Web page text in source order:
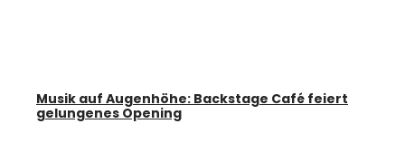
Musik auf Augenhöhe: Backstage Café feiert
gelungenes Opening